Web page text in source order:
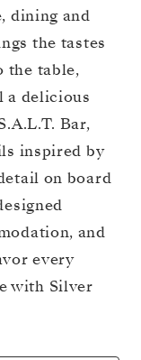
dining and
the tastes
the table,
a delicious
Bar,
inspired by
on board
and
every
with Silver